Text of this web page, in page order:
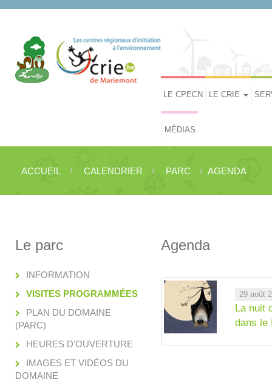
LE CPECN LE CRIE
MÉDIAS
ACCUEIL CALENDRIER PARC AGENDA
Le parc
INFORMATION
VISITES PROGRAMMÉES
PLAN DU DOMAINE
(PARC)
HEURES D'OUVERTURE
IMAGES ET VIDÉOS DU
DOMAINE
Agenda
29 août
La nuit
dans le